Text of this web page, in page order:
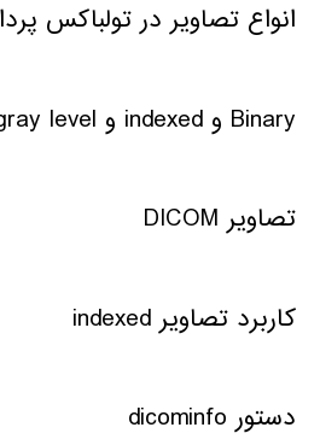
انواع تصاویر در تولباکس
Binary و indexed و gray level و True Color
تصاویر DICOM
کاربرد تصاویر indexed
دستور dicominfo